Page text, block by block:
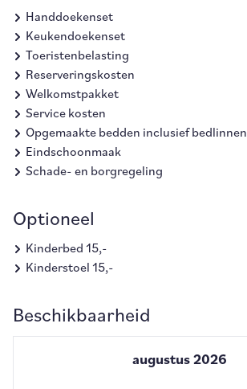
Handdoekenset
Keukendoekenset
Toeristenbelasting
Reserveringskosten
Welkomstpakket
Service kosten
Opgemaakte bedden inclusief bedlinnen
Eindschoonmaak
Schade- en borgregeling
Optioneel
Kinderbed 15,-
Kinderstoel 15,-
Beschikbaarheid
augustus 2026